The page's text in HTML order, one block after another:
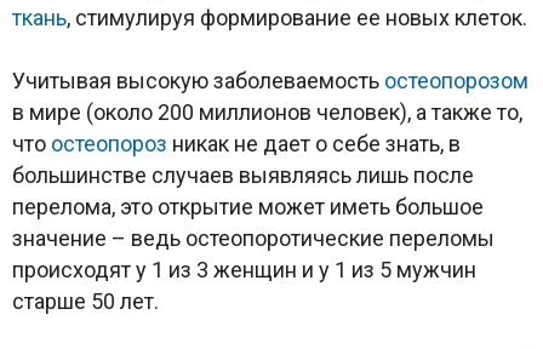
ткань, стимулируя формирование ее новых клеток.
Учитывая высокую заболеваемость остеопорозом
в мире (около 200 миллионов человек), а также то,
что остеопороз никак не дает о себе знать, в
большинстве случаев выявляясь лишь после
перелома, это открытие может иметь большое
значение – ведь остеопоротические переломы
происходят у 1 из 3 женщин и у 1 из 5 мужчин
старше 50 лет.